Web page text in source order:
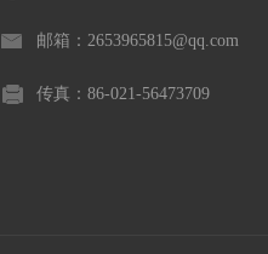
邮箱：2653965815@qq.com
传真：86-021-56473709